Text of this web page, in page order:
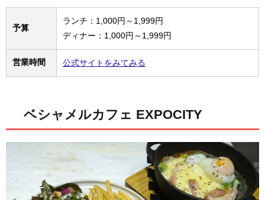
予算
ランチ：1,000円～1,999円
ディナー：1,000円～1,999円
営業時間 公式サイトをみてみる
ベシャメルカフェ EXPOCITY